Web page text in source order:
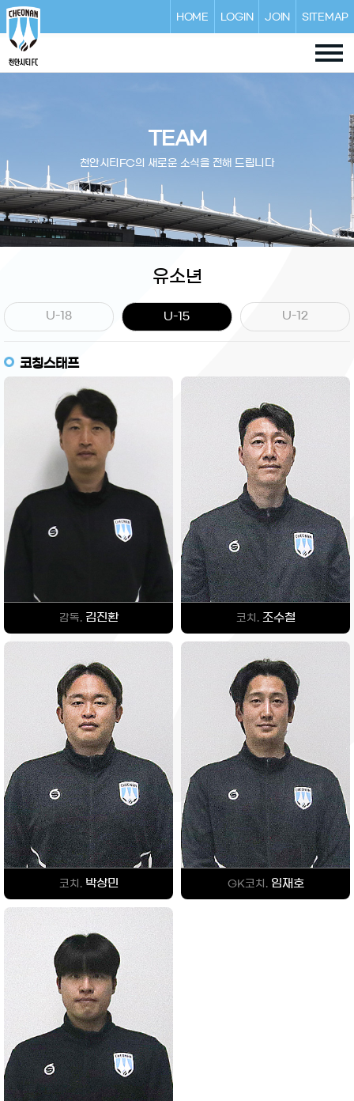
HOME LOGIN JOIN SITEMAP
TEAM
천안시티FC의 새로운 소식을 전해 드립니다
유소년
U-18 U-15 U-12
코칭스태프
감독.김진환 코치.조수철
코치. 박상민 GK코치. 임재호